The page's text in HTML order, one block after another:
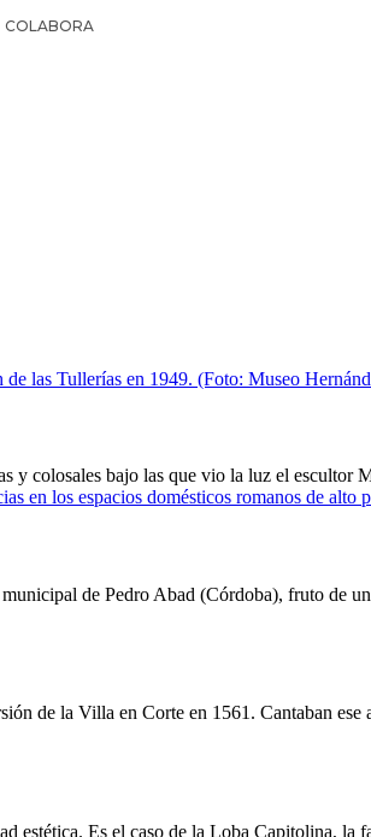
COLABORA
y colosales bajo las que vio la luz el escultor
de Pedro Abad (Córdoba), fruto de
de la Villa en Corte en 1561. Cantaban ese
estética. Es el caso de la Loba Capitolina, la